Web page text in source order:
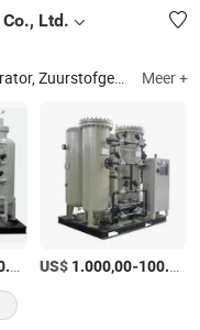
Ltd.
compressor, Zuigercompressor, Generator Meer +
/Set
US$ 1.000,00-100.000,00